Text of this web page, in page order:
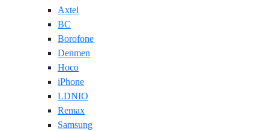
Axtel
BC
Borofone
Denmen
Hoco
iPhone
LDNIO
Remax
Samsung